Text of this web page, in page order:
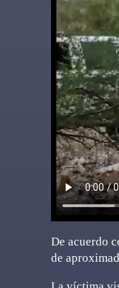
De acuerdo
de